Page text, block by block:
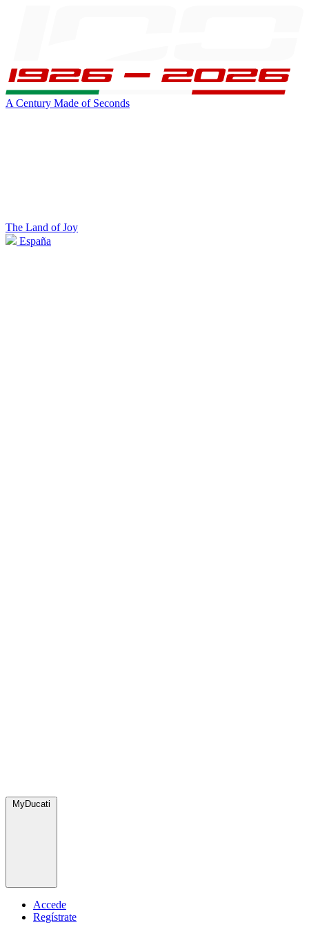
A Century Made of Seconds
The Land of Joy
España
MyDucati
Accede
Regístrate